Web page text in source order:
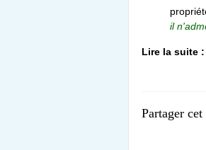
il
Lire la suite :
Partager